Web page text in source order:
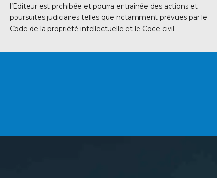
l’Editeur est prohibée et pourra entraînée des actions et
poursuites judiciaires telles que notamment prévues par le
Code de la propriété intellectuelle et le Code civil.